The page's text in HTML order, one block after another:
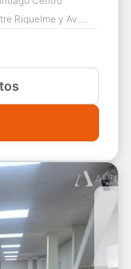
Riquelme y Av.